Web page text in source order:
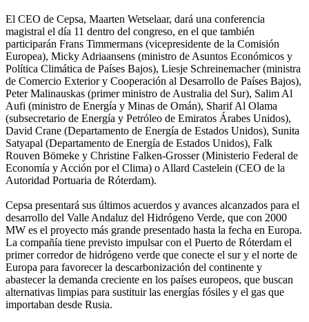
El CEO de Cepsa, Maarten Wetselaar, dará una conferencia
magistral el día 11 dentro del congreso, en el que también
participarán Frans Timmermans (vicepresidente de la Comisión
Europea), Micky Adriaansens (ministro de Asuntos Económicos y
Política Climática de Países Bajos), Liesje Schreinemacher (ministra
de Comercio Exterior y Cooperación al Desarrollo de Países Bajos),
Peter Malinauskas (primer ministro de Australia del Sur), Salim Al
Aufi (ministro de Energía y Minas de Omán), Sharif Al Olama
(subsecretario de Energía y Petróleo de Emiratos Árabes Unidos),
David Crane (Departamento de Energía de Estados Unidos), Sunita
Satyapal (Departamento de Energía de Estados Unidos), Falk
Rouven Bömeke y Christine Falken-Grosser (Ministerio Federal de
Economía y Acción por el Clima) o Allard Castelein (CEO de la
Autoridad Portuaria de Róterdam).
Cepsa presentará sus últimos acuerdos y avances alcanzados para el
desarrollo del Valle Andaluz del Hidrógeno Verde, que con 2000
MW es el proyecto más grande presentado hasta la fecha en Europa.
La compañía tiene previsto impulsar con el Puerto de Róterdam el
primer corredor de hidrógeno verde que conecte el sur y el norte de
Europa para favorecer la descarbonización del continente y
abastecer la demanda creciente en los países europeos, que buscan
alternativas limpias para sustituir las energías fósiles y el gas que
importaban desde Rusia.